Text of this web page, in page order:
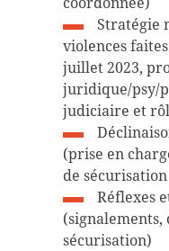
Stratégie
violences
juillet 2023,
juridique/psy/
judiciaire et
(prise en
de
Réflexes
sécurisation)